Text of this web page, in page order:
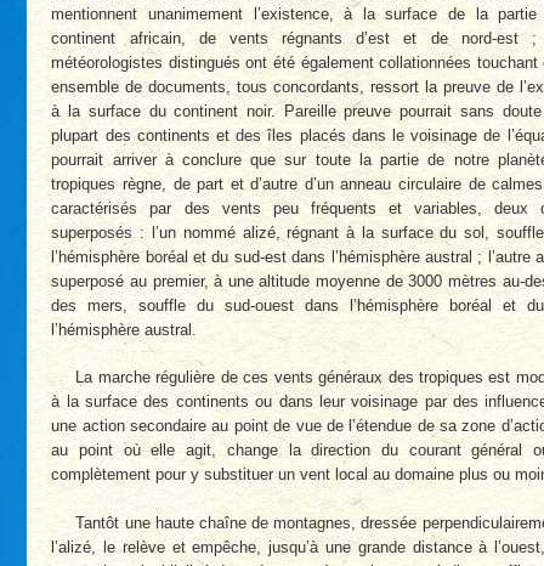
mentionnent unanimement l’existence, à la surface de la partie
continent africain, de vents régnants d’est et de nord-est
météorologistes distingués ont été également collationnées
ensemble de documents, tous concordants, ressort la preuve de
à la surface du continent noir. Pareille preuve pourrait sans
plupart des continents et des îles placés dans le voisinage de
pourrait arriver à conclure que sur toute la partie de notre
tropiques règne, de part et d’autre d’un anneau circulaire de
caractérisés par des vents peu fréquents et variables, deux
superposés : l’un nommé alizé, régnant à la surface du sol,
l’hémisphère boréal et du sud-est dans l’hémisphère austral ; l’autre
superposé au premier, à une altitude moyenne de 3000 mètres au-
des mers, souffle du sud-ouest dans l’hémisphère boréal et
l’hémisphère austral.
La marche régulière de ces vents généraux des tropiques est
à la surface des continents ou dans leur voisinage par des
une action secondaire au point de vue de l’étendue de sa zone
au point où elle agit, change la direction du courant général
complètement pour y substituer un vent local au domaine plus ou
Tantôt une haute chaîne de montagnes, dressée
l’alizé, le relève et empêche, jusqu’à une grande distance à